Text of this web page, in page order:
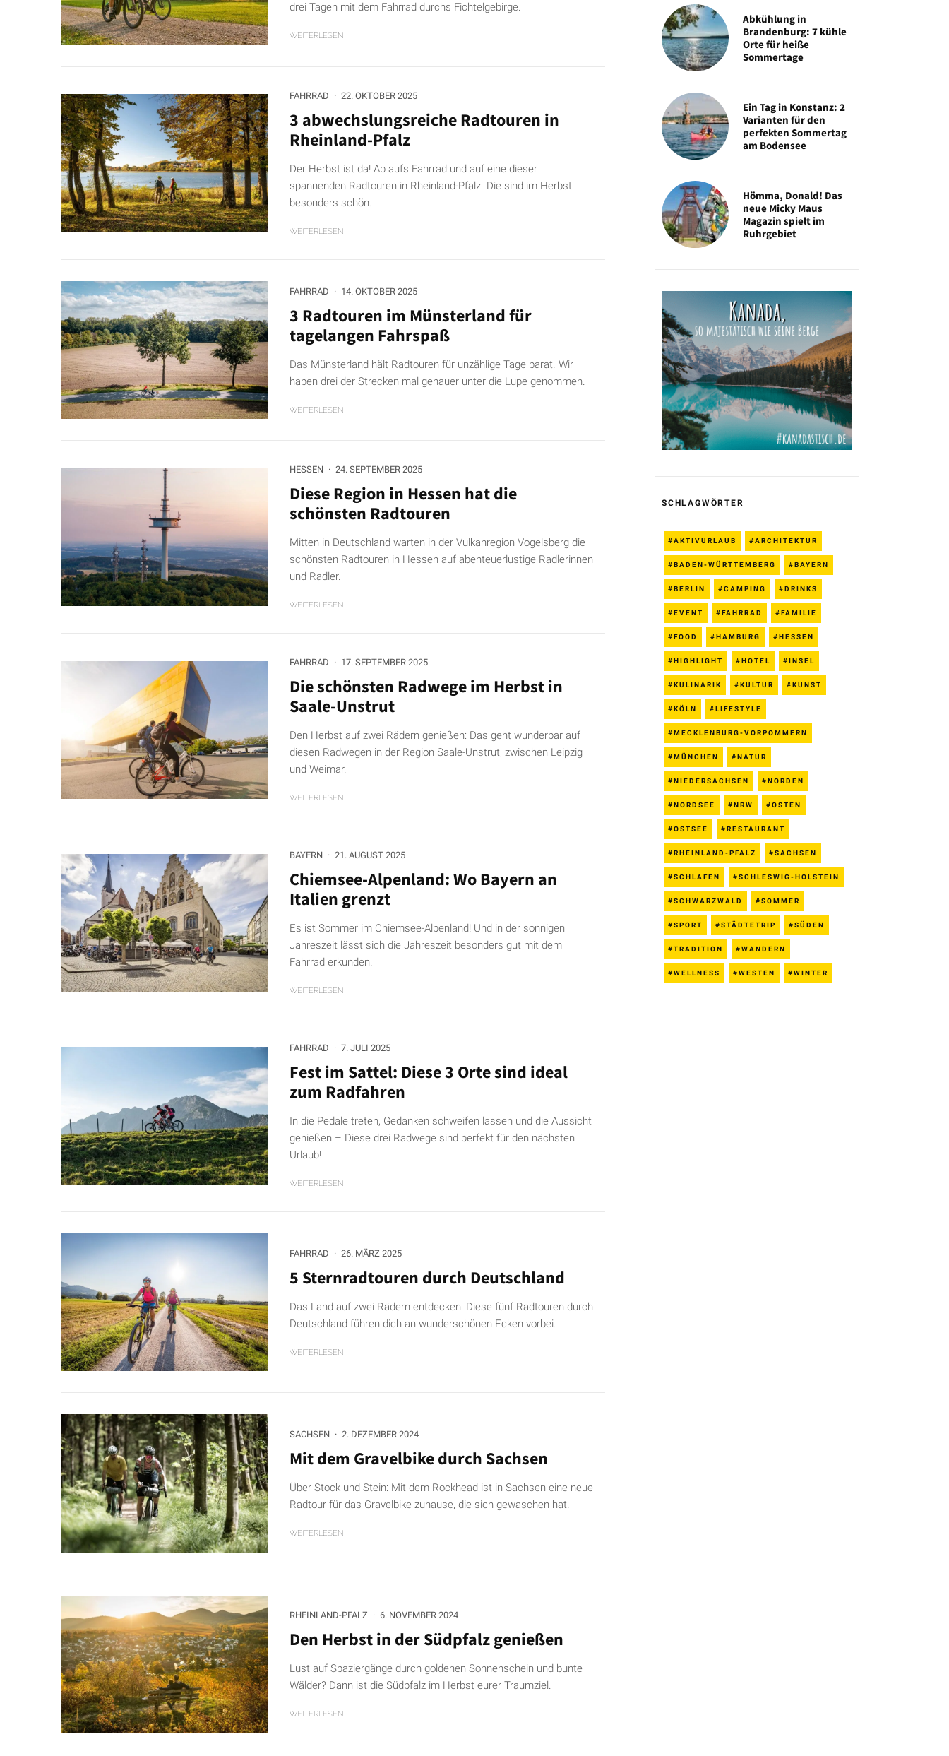
drei Tagen mit dem Fahrrad durchs Fichtelgebirge.
WEITERLESEN
FAHRRAD · 22. OKTOBER 2025
3 abwechslungsreiche Radtouren in
Rheinland-Pfalz
Der Herbst ist da! Ab aufs Fahrrad und auf eine dieser
spannenden Radtouren in Rheinland-Pfalz. Die sind im Herbst
besonders schön.
WEITERLESEN
FAHRRAD · 14. OKTOBER 2025
3 Radtouren im Münsterland für
tagelangen Fahrspaß
Das Münsterland hält Radtouren für unzählige Tage parat. Wir
haben drei der Strecken mal genauer unter die Lupe genommen.
WEITERLESEN
HESSEN · 24. SEPTEMBER 2025
Diese Region in Hessen hat die
schönsten Radtouren
Mitten in Deutschland warten in der Vulkanregion Vogelsberg die
schönsten Radtouren in Hessen auf abenteuerlustige Radlerinnen
und Radler.
WEITERLESEN
FAHRRAD · 17. SEPTEMBER 2025
Die schönsten Radwege im Herbst in
Saale-Unstrut
Den Herbst auf zwei Rädern genießen: Das geht wunderbar auf
diesen Radwegen in der Region Saale-Unstrut, zwischen Leipzig
und Weimar.
WEITERLESEN
BAYERN · 21. AUGUST 2025
Chiemsee-Alpenland: Wo Bayern an
Italien grenzt
Es ist Sommer im Chiemsee-Alpenland! Und in der sonnigen
Jahreszeit lässt sich die Jahreszeit besonders gut mit dem
Fahrrad erkunden.
WEITERLESEN
FAHRRAD · 7. JULI 2025
Fest im Sattel: Diese 3 Orte sind ideal
zum Radfahren
In die Pedale treten, Gedanken schweifen lassen und die Aussicht
genießen – Diese drei Radwege sind perfekt für den nächsten
Urlaub!
WEITERLESEN
FAHRRAD · 26. MÄRZ 2025
5 Sternradtouren durch Deutschland
Das Land auf zwei Rädern entdecken: Diese fünf Radtouren durch
Deutschland führen dich an wunderschönen Ecken vorbei.
WEITERLESEN
SACHSEN · 2. DEZEMBER 2024
Mit dem Gravelbike durch Sachsen
Über Stock und Stein: Mit dem Rockhead ist in Sachsen eine neue
Radtour für das Gravelbike zuhause, die sich gewaschen hat.
WEITERLESEN
RHEINLAND-PFALZ · 6. NOVEMBER 2024
Den Herbst in der Südpfalz genießen
Lust auf Spaziergänge durch goldenen Sonnenschein und bunte
Wälder? Dann ist die Südpfalz im Herbst eurer Traumziel.
WEITERLESEN
Abkühlung in
Brandenburg: 7 kühle
Orte für heiße
Sommertage
Ein Tag in Konstanz: 2
Varianten für den
perfekten Sommertag
am Bodensee
Hömma, Donald! Das
neue Micky Maus
Magazin spielt im
Ruhrgebiet
SCHLAGWÖRTER
AKTIVURLAUB ARCHITEKTUR
BADEN-WÜRTTEMBERG BAYERN
BERLIN CAMPING DRINKS
EVENT FAHRRAD FAMILIE
FOOD HAMBURG HESSEN
HIGHLIGHT HOTEL INSEL
KULINARIK KULTUR KUNST
KÖLN LIFESTYLE
MECKLENBURG-VORPOMMERN
MÜNCHEN NATUR
NIEDERSACHSEN NORDEN
NORDSEE NRW OSTEN
OSTSEE RESTAURANT
RHEINLAND-PFALZ SACHSEN
SCHLAFEN SCHLESWIG-HOLSTEIN
SCHWARZWALD SOMMER
SPORT STÄDTETRIP SÜDEN
TRADITION WANDERN
WELLNESS WESTEN WINTER